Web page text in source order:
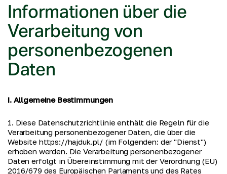
Informationen über die
Verarbeitung von
personenbezogenen
Daten
I. Allgemeine Bestimmungen
1. Diese Datenschutzrichtlinie enthält die Regeln für die
Verarbeitung personenbezogener Daten, die über die
Website https://hajduk.pl/ (im Folgenden: der "Dienst")
erhoben werden. Die Verarbeitung personenbezogener
Daten erfolgt in Übereinstimmung mit der Verordnung (EU)
2016/679 des Europäischen Parlaments und des Rates